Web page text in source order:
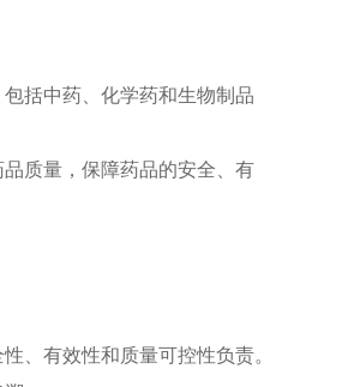
括中药、化学药和生物制品
质量，保障药品的安全、有
有效性和质量可控性负责。